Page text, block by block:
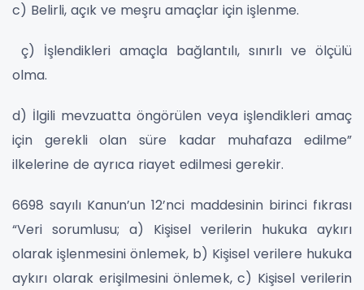
c) Belirli, açık ve meşru amaçlar için işlenme.
ç) İşlendikleri amaçla bağlantılı, sınırlı ve ölçülü
olma.
d) İlgili mevzuatta öngörülen veya işlendikleri amaç
için gerekli olan süre kadar muhafaza edilme”
ilkelerine de ayrıca riayet edilmesi gerekir.
6698 sayılı Kanun’un 12’nci maddesinin birinci fıkrası
“Veri sorumlusu; a) Kişisel verilerin hukuka aykırı
olarak işlenmesini önlemek, b) Kişisel verilere hukuka
aykırı olarak erişilmesini önlemek, c) Kişisel verilerin